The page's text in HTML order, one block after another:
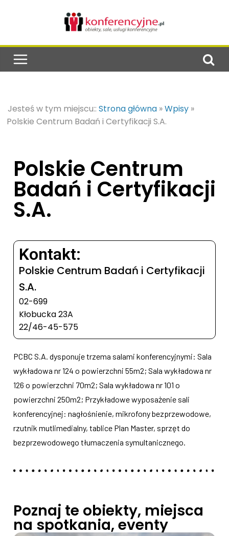
Jesteś w tym miejscu:: Strona główna »Wpisy »
Polskie Centrum Badań i Certyfikacji S.A.
Polskie Centrum
Badań i Certyfikacji
S.A.
Kontakt:
Polskie Centrum Badań i Certyfikacji
S.A.
02-699
Kłobucka 23A
22/46-45-575
PCBC S.A. dysponuje trzema salami konferencyjnymi: Sala
wykładowa nr 124 o powierzchni 55m2; Sala wykładowa nr
126 o powierzchni 70m2; Sala wykładowa nr 101 o
powierzchni 250m2; Przykładowe wyposażenie sali
konferencyjnej: nagłośnienie, mikrofony bezprzewodowe,
rzutnik mutlimedialny, tablice Plan Master, sprzęt do
bezprzewodowego tłumaczenia symultanicznego.
Poznaj te obiekty, miejsca
na spotkania, eventy